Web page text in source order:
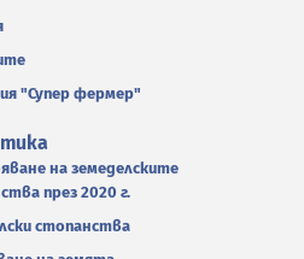
"Супер фермер"
на земеделските
през 2020 г.
стопанства